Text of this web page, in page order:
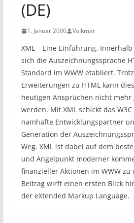
(DE)
1. Januar 2000 Volkmar
XML – Eine Einführung.
sich die Auszeichnungssprache
Standard im WWW etabliert.
Erweiterungen zu HTML kann
heutigen Ansprüchen nicht mehr
werden. Mit XML schickt das
namhafte Entwicklungspartner
Generation der
Weg. XML ist dabei auf dem
und Angelpunkt moderner
finanzieller Aktionen im WWW zu
Beitrag wirft einen ersten Blick
der eXtended Markup Language.